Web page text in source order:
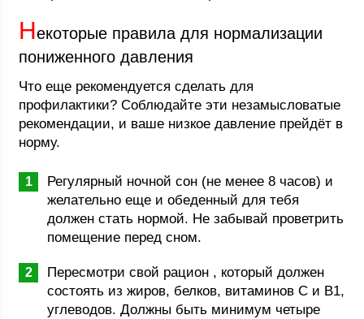
Некоторые правила для нормализации
пониженного давления
Что еще рекомендуется сделать для
профилактики? Соблюдайте эти незамысловатые
рекомендации, и ваше низкое давление прейдёт в
норму.
Регулярный ночной сон (не менее 8 часов) и
желательно еще и обеденный для тебя
должен стать нормой. Не забывай проветрить
помещение перед сном.
Пересмотри свой рацион , который должен
состоять из жиров, белков, витаминов С и В1,
углеводов. Должны быть минимум четыре